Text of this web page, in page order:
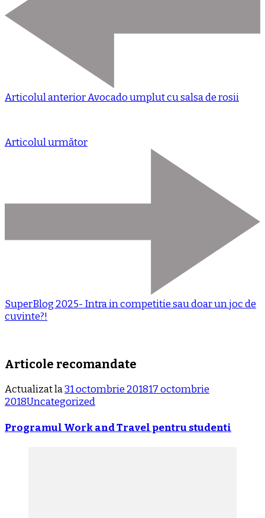
Articolul anteriorAvocado umplut cu salsa de rosii
Articolul următor
SuperBlog 2025- Intra in competitie sau doar un joc de
cuvinte?!
Articole recomandate
Actualizat la31 octombrie 201817 octombrie
2018Uncategorized
Programul Work and Travel pentru studenti